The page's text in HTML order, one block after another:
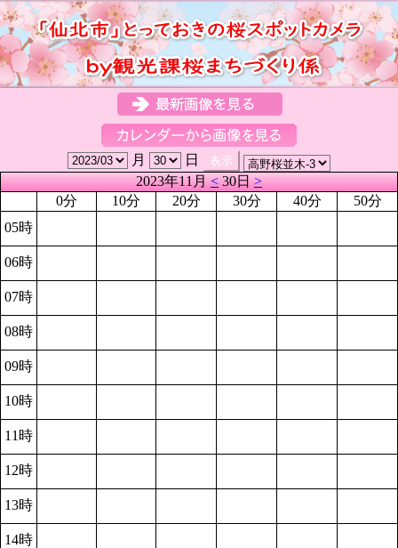
月
日
2023年11月<30日>
0分
10分 20分 30分 40分
50分
05時
06時
07時
08時
09時
10時
11時
12時
13時
14時